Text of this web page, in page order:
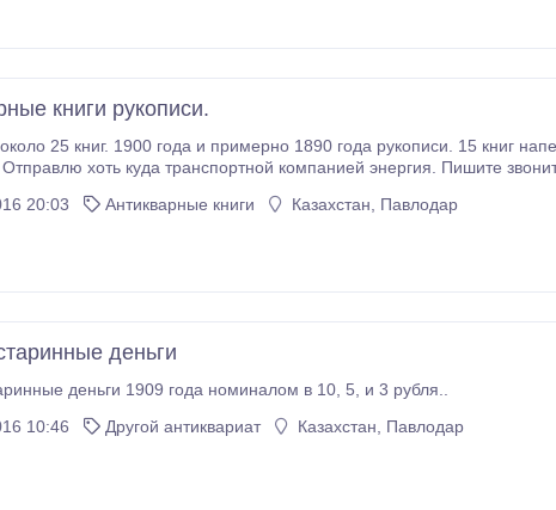
книги рукописи.
25 книг. 1900 года и примерно 1890 года рукописи. 15 книг
хоть куда транспортной компанией энергия. Пишите звоните вацап
20:03
Антикварные книги Казахстан, Павлодар
деньги
деньги 1909 года номиналом в 10, 5, и 3 рубля..
10:46
Другой антиквариат Казахстан, Павлодар